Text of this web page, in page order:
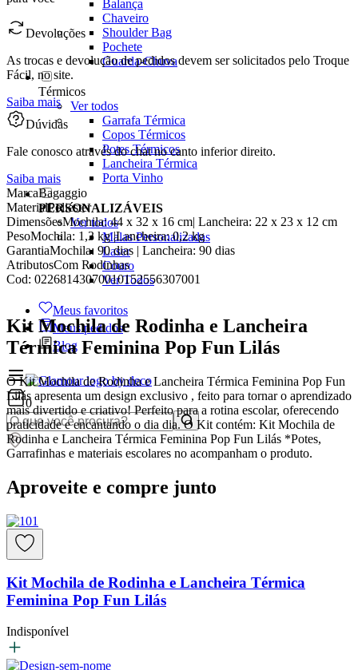
Balança
Chaveiro
Shoulder Bag
Pochete
Guarda-Chuva
Térmicos
Ver todos
Garrafa Térmica
Copos Térmicos
Potes Térmicos
Lancheira Térmica
Porta Vinho
PERSONALIZÁVEIS
Ver todos
Malas Personalizadas
Laser
Couro
Ver Todos
Meus favoritos
Meus pedidos
Blog
0
Devoluções
As trocas e devolução de pedidos devem ser solicitados pelo Troque
Fácil, no site.
Saiba mais
Dúvidas
Fale conosco através do chat no canto inferior direito.
Saiba mais
MarcaBagaggio
MaterialPoliéster
DimensõesMochila: 44 x 32 x 16 cm| Lancheira: 22 x 23 x 12 cm
PesoMochila: 1,3 kg |Lancheira: 0,2 kg
GarantiaMochila: 90 dias | Lancheira: 90 dias
AtributosCom Rodinhas
Cod: 02268143070010152556307001
Kit Mochila de Rodinha e Lancheira
Térmica Feminina Pop Fun Lilás
O Kit Mochila de Rodinha e Lancheira Térmica Feminina Pop Fun
Lilás apresenta um design exclusivo , feito para tornar o aprendizado
mais divertido e criativo! Perfeito para a rotina escolar, oferecendo
praticidade e encantando o dia dia. O Kit contém: Kit Mochila de
Rodinha e Lancheira Térmica Feminina Pop Fun Lilás *Potes,
Garrafinhas e materiais escolares no acompanham o produto.
Aproveite e compre junto
Kit Mochila de Rodinha e Lancheira Térmica
Feminina Pop Fun Lilás
Indisponível